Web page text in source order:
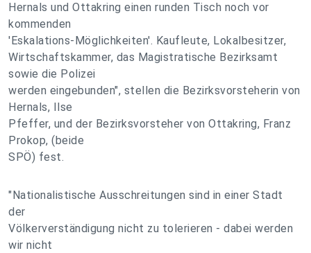
Hernals und Ottakring einen runden Tisch noch vor
kommenden
'Eskalations-Möglichkeiten'. Kaufleute, Lokalbesitzer,
Wirtschaftskammer, das Magistratische Bezirksamt
sowie die Polizei
werden eingebunden", stellen die Bezirksvorsteherin von
Hernals, Ilse
Pfeffer, und der Bezirksvorsteher von Ottakring, Franz
Prokop, (beide
SPÖ) fest.
"Nationalistische Ausschreitungen sind in einer Stadt
der
Völkerverständigung nicht zu tolerieren - dabei werden
wir nicht